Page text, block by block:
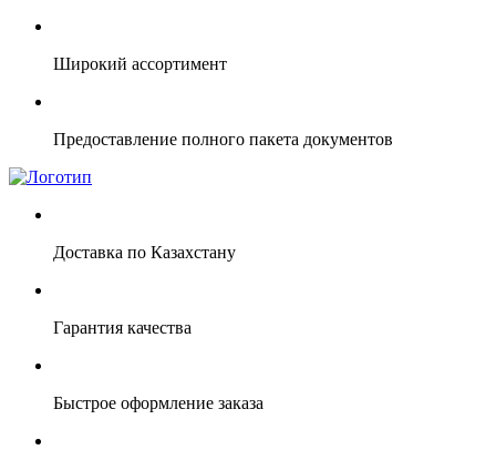
Широкий ассортимент
Предоставление полного пакета документов
Доставка по Казахстану
Гарантия качества
Быстрое оформление заказа